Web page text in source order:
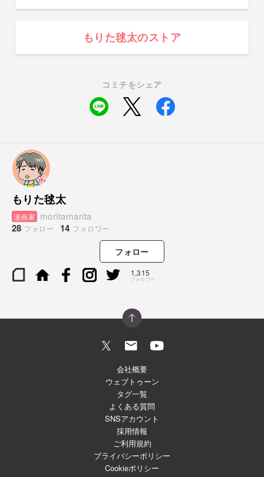
もりた毬太のストア
コミチをシェア
もりた毬太
漫画家 moritamarita
28 フォロー 14 フォロワー
フォロー
1,315
フォロワー
会社概要
ウェブトゥーン
タグ一覧
よくある質問
SNSアカウント
採用情報
ご利用規約
プライバシーポリシー
Cookieポリシー